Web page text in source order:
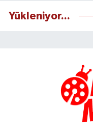
Yükleniyor...